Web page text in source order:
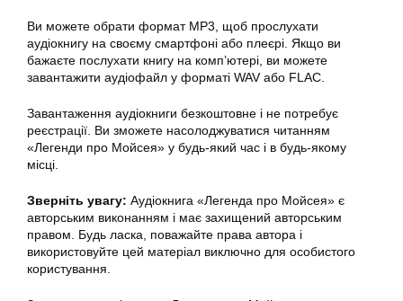
Ви можете обрати формат MP3, щоб прослухати
аудіокнигу на своєму смартфоні або плеєрі. Якщо ви
бажаєте послухати книгу на комп’ютері, ви можете
завантажити аудіофайл у форматі WAV або FLAC.
Завантаження аудіокниги безкоштовне і не потребує
реєстрації. Ви зможете насолоджуватися читанням
«Легенди про Мойсея» у будь-який час і в будь-якому
місці.
Зверніть увагу: Аудіокнига «Легенда про Мойсея» є
авторським виконанням і має захищений авторським
правом. Будь ласка, поважайте права автора і
використовуйте цей матеріал виключно для особистого
користування.